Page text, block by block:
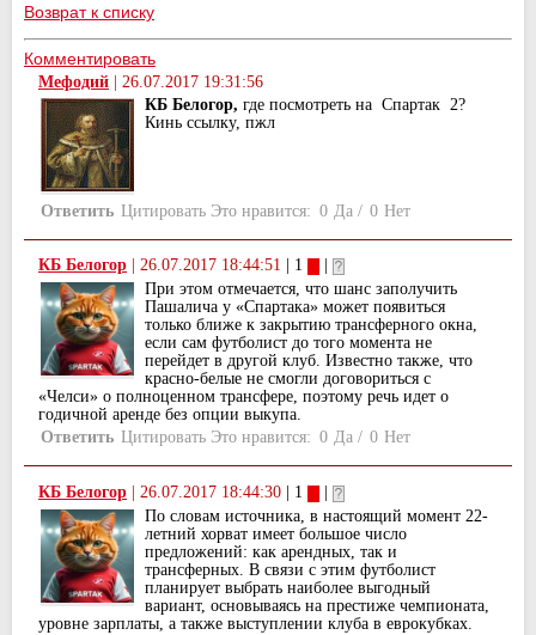
Возврат к списку
Комментировать
Мефодий | 26.07.2017 19:31:56
КБ Белогор, где посмотреть на Спартак 2?
Кинь ссылку, пжл
Ответить Цитировать Это нравится: 0 Да / 0 Нет
КБ Белогор 26.07.2017 18:44:51 | 1
При этом отмечается, что шанс заполучить
Пашалича у «Спартака» может появиться
только ближе к закрытию трансферного окна,
если сам футболист до того момента не
перейдет в другой клуб. Известно также, что
красно-белые не смогли договориться с
«Челси» о полноценном трансфере, поэтому речь идет о
годичной аренде без опции выкупа.
Ответить Цитировать Это нравится: 0 Да / 0 Нет
КБ Белогор 26.07.2017 18:44:30 | 1
По словам источника, в настоящий момент 22-
летний хорват имеет большое число
предложений: как арендных, так и
трансферных. В связи с этим футболист
планирует выбрать наиболее выгодный
вариант, основываясь на престиже чемпионата,
уровне зарплаты, а также выступлении клуба в еврокубках.